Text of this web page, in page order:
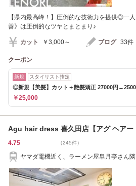
【県内最高峰！】圧倒的な技術力を提供◎一
善》は圧倒的なツヤとまとまり♪
カット ￥3,000～ ブログ 33件
クーポン
新規 スタイリスト指定
◎新規【美髪】カット＋艶髪矯正 27000円
￥25,000
Agu hair dress 喜久田店【アグ ヘアー
4.75 （245件）
ヤマダ電機近く、ラーメン屋皐月亭さん隣